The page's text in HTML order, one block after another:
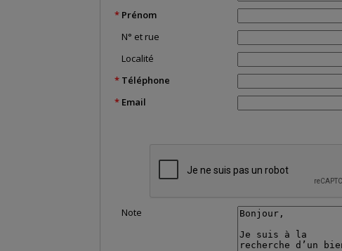
Prénom
N° et rue
Localité
Téléphone
Email
Note